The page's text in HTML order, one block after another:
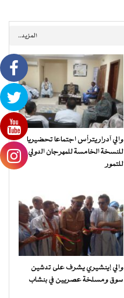
المزيد..
والي آدرار يترأس اجتماعا تحضيريا
للنسخة الخامسة للمهرجان الدولي
للتمور
والي إينشيري يشرف على تدشين
سوق ومسلخة عصريين في بنشاب